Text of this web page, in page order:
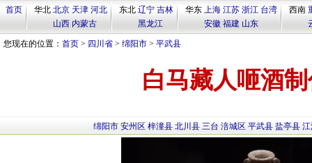
首页 华北 北京 天津 河北
山西 内蒙古
东北 辽宁 吉林
黑龙江
华东 上海 江苏 浙江 台湾
安徽 福建 山东
西南
您现在的位置： 首页 > 四川省 > 绵阳市 > 平武县
白马藏人咂酒
绵阳市 安州区 梓潼县 北川县 三台 涪城区 平武县 盐亭县